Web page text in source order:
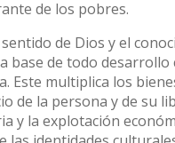
de los pobres.
de Dios y el
base de todo desarrollo
Este multiplica los
de la persona y de su
y la explotación